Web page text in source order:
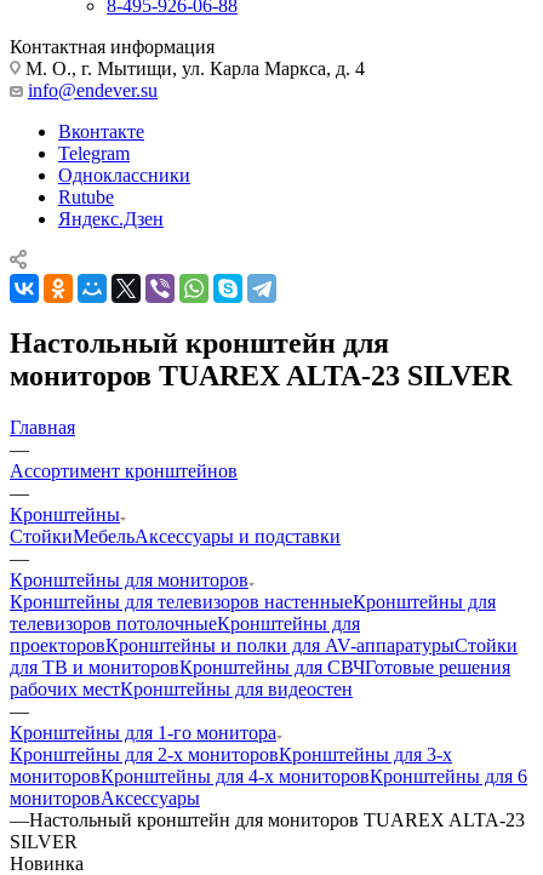
8-495-926-06-88
Контактная информация
М. О., г. Мытищи, ул. Карла Маркса, д. 4
info@endever.su
Вконтакте
Telegram
Одноклассники
Rutube
Яндекс.Дзен
Настольный кронштейн для
мониторов TUAREX ALTA-23 SILVER
Главная
—
Ассортимент кронштейнов
—
Кронштейны
СтойкиМебельАксессуары и подставки
—
Кронштейны для мониторов
Кронштейны для телевизоров настенныеКронштейны для
телевизоров потолочныеКронштейны для
проекторовКронштейны и полки для AV-аппаратурыСтойки
для ТВ и мониторовКронштейны для СВЧГотовые решения
рабочих местКронштейны для видеостен
—
Кронштейны для 1-го монитора
Кронштейны для 2-х мониторовКронштейны для 3-х
мониторовКронштейны для 4-х мониторовКронштейны для 6
мониторовАксессуары
—Настольный кронштейн для мониторов TUAREX ALTA-23
SILVER
Новинка